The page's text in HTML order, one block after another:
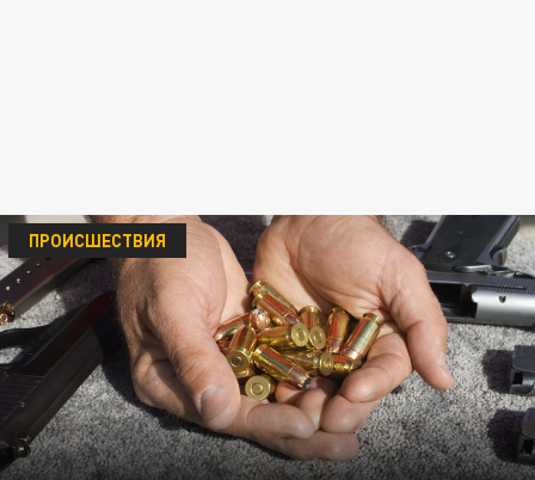
ПРОИСШЕСТВИЯ